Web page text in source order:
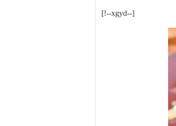
[!--xgyd--]